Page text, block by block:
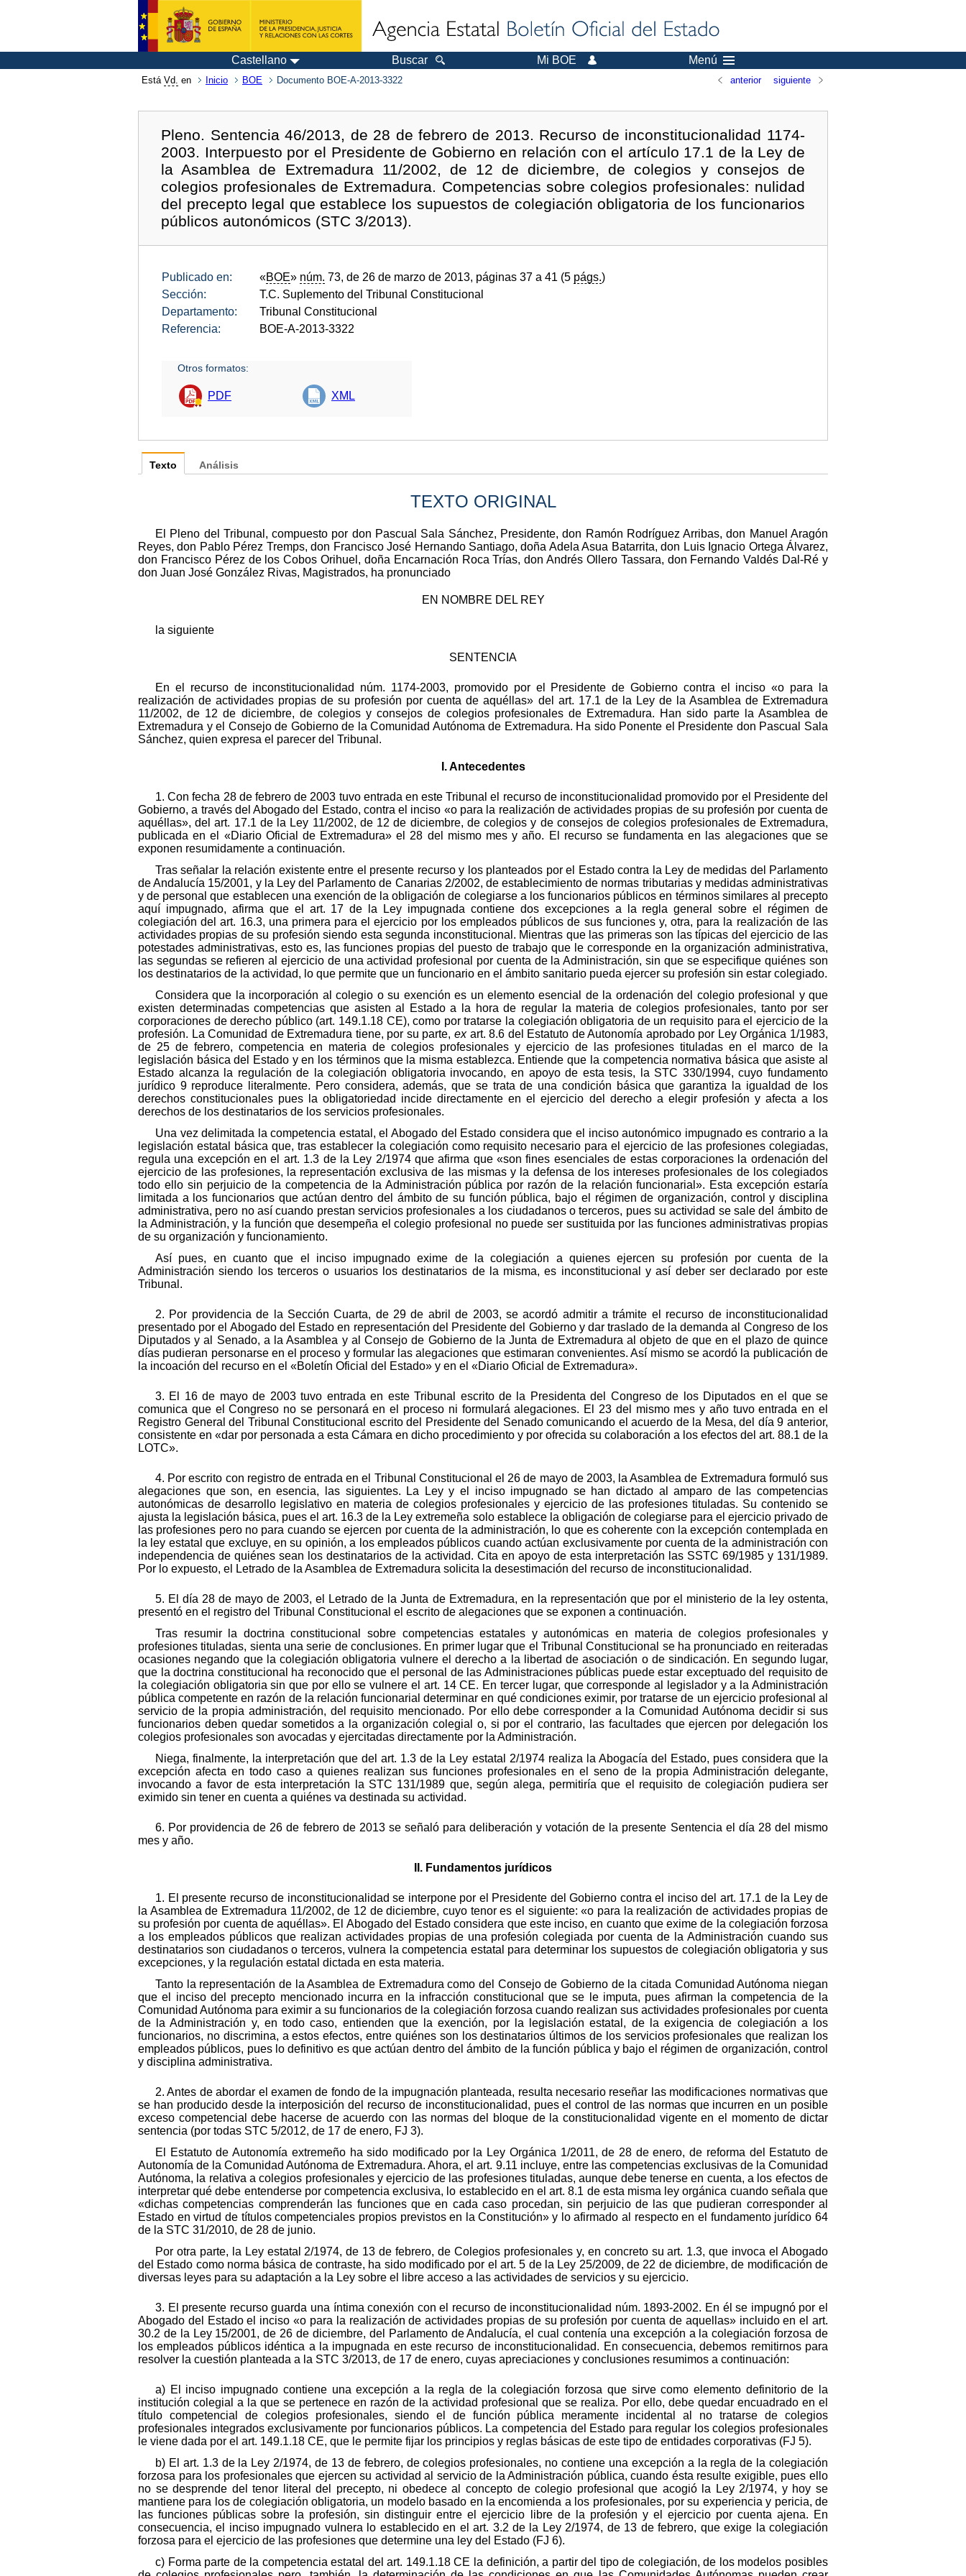
Castellano Buscar Mi BOE Menú
Está Vd. en Inicio BOE Documento BOE-A-2013-3322 anterior siguiente
Pleno. Sentencia 46/2013, de 28 de febrero de 2013. Recurso de inconstitucionalidad 1174-
2003. Interpuesto por el Presidente de Gobierno en relación con el artículo 17.1 de la Ley de
la Asamblea de Extremadura 11/2002, de 12 de diciembre, de colegios y consejos de
colegios profesionales de Extremadura. Competencias sobre colegios profesionales: nulidad
del precepto legal que establece los supuestos de colegiación obligatoria de los funcionarios
públicos autonómicos (STC 3/2013).
Publicado en: «BOE» núm. 73, de 26 de marzo de 2013, páginas 37 a 41 (5 págs.)
Sección:
T.C. Suplemento del Tribunal Constitucional
Departamento:
Tribunal Constitucional
Referencia:
BOE-A-2013-3322
Otros formatos:
PDF XML
Texto
TEXTO ORIGINAL
El Pleno del Tribunal, compuesto por don Pascual Sala Sánchez, Presidente, don Ramón Rodríguez Arribas, don Manuel Aragón
Reyes, don Pablo Pérez Tremps, don Francisco José Hernando Santiago, doña Adela Asua Batarrita, don Luis Ignacio Ortega Álvarez,
don Francisco Pérez de los Cobos Orihuel, doña Encarnación Roca Trías, don Andrés Ollero Tassara, don Fernando Valdés Dal-Ré y
don Juan José González Rivas, Magistrados, ha pronunciado
EN NOMBRE DEL REY
la siguiente
SENTENCIA
En el recurso de inconstitucionalidad núm. 1174-2003, promovido por el Presidente de Gobierno contra el inciso «o para la
realización de actividades propias de su profesión por cuenta de aquéllas» del art. 17.1 de la Ley de la Asamblea de Extremadura
11/2002, de 12 de diciembre, de colegios y consejos de colegios profesionales de Extremadura. Han sido parte la Asamblea de
Extremadura y el Consejo de Gobierno de la Comunidad Autónoma de Extremadura. Ha sido Ponente el Presidente don Pascual Sala
Sánchez, quien expresa el parecer del Tribunal.
I. Antecedentes
1. Con fecha 28 de febrero de 2003 tuvo entrada en este Tribunal el recurso de inconstitucionalidad promovido por el Presidente del
Gobierno, a través del Abogado del Estado, contra el inciso «o para la realización de actividades propias de su profesión por cuenta de
aquéllas», del art. 17.1 de la Ley 11/2002, de 12 de diciembre, de colegios y de consejos de colegios profesionales de Extremadura,
publicada en el «Diario Oficial de Extremadura» el 28 del mismo mes y año. El recurso se fundamenta en las alegaciones que se
exponen resumidamente a continuación.
Tras señalar la relación existente entre el presente recurso y los planteados por el Estado contra la Ley de medidas del Parlamento
de Andalucía 15/2001, y la Ley del Parlamento de Canarias 2/2002, de establecimiento de normas tributarias y medidas administrativas
y de personal que establecen una exención de la obligación de colegiarse a los funcionarios públicos en términos similares al precepto
aquí impugnado, afirma que el art. 17 de la Ley impugnada contiene dos excepciones a la regla general sobre el régimen de
colegiación del art. 16.3, una primera para el ejercicio por los empleados públicos de sus funciones y, otra, para la realización de las
actividades propias de su profesión siendo esta segunda inconstitucional. Mientras que las primeras son las típicas del ejercicio de las
potestades administrativas, esto es, las funciones propias del puesto de trabajo que le corresponde en la organización administrativa,
las segundas se refieren al ejercicio de una actividad profesional por cuenta de la Administración, sin que se especifique quiénes son
los destinatarios de la actividad, lo que permite que un funcionario en el ámbito sanitario pueda ejercer su profesión sin estar colegiado.
Considera que la incorporación al colegio o su exención es un elemento esencial de la ordenación del colegio profesional y que
existen determinadas competencias que asisten al Estado a la hora de regular la materia de colegios profesionales, tanto por ser
corporaciones de derecho público (art. 149.1.18 CE), como por tratarse la colegiación obligatoria de un requisito para el ejercicio de la
profesión. La Comunidad de Extremadura tiene, por su parte, exart. 8.6 del Estatuto de Autonomía aprobado por Ley Orgánica 1/1983,
de 25 de febrero, competencia en materia de colegios profesionales y ejercicio de las profesiones tituladas en el marco de la
legislación básica del Estado y en los términos que la misma establezca. Entiende que la competencia normativa básica que asiste al
Estado alcanza la regulación de la colegiación obligatoria invocando, en apoyo de esta tesis, la STC 330/1994, cuyo fundamento
jurídico 9 reproduce literalmente. Pero considera, además, que se trata de una condición básica que garantiza la igualdad de los
derechos constitucionales pues la obligatoriedad incide directamente en el ejercicio del derecho a elegir profesión y afecta a los
derechos de los destinatarios de los servicios profesionales.
Una vez delimitada la competencia estatal, el Abogado del Estado considera que el inciso autonómico impugnado es contrario a la
legislación estatal básica que, tras establecer la colegiación como requisito necesario para el ejercicio de las profesiones colegiadas,
regula una excepción en el art. 1.3 de la Ley 2/1974 que afirma que «son fines esenciales de estas corporaciones la ordenación del
ejercicio de las profesiones, la representación exclusiva de las mismas y la defensa de los intereses profesionales de los colegiados
todo ello sin perjuicio de la competencia de la Administración pública por razón de la relación funcionarial». Esta excepción estaría
limitada a los funcionarios que actúan dentro del ámbito de su función pública, bajo el régimen de organización, control y disciplina
administrativa, pero no así cuando prestan servicios profesionales a los ciudadanos o terceros, pues su actividad se sale del ámbito de
la Administración, y la función que desempeña el colegio profesional no puede ser sustituida por las funciones administrativas propias
de su organización y funcionamiento.
Así pues, en cuanto que el inciso impugnado exime de la colegiación a quienes ejercen su profesión por cuenta de la
Administración siendo los terceros o usuarios los destinatarios de la misma, es inconstitucional y así deber ser declarado por este
Tribunal.
2. Por providencia de la Sección Cuarta, de 29 de abril de 2003, se acordó admitir a trámite el recurso de inconstitucionalidad
presentado por el Abogado del Estado en representación del Presidente del Gobierno y dar traslado de la demanda al Congreso de los
Diputados y al Senado, a la Asamblea y al Consejo de Gobierno de la Junta de Extremadura al objeto de que en el plazo de quince
días pudieran personarse en el proceso y formular las alegaciones que estimaran convenientes. Así mismo se acordó la publicación de
la incoación del recurso en el «Boletín Oficial del Estado» y en el «Diario Oficial de Extremadura».
3. El 16 de mayo de 2003 tuvo entrada en este Tribunal escrito de la Presidenta del Congreso de los Diputados en el que se
comunica que el Congreso no se personará en el proceso ni formulará alegaciones. El 23 del mismo mes y año tuvo entrada en el
Registro General del Tribunal Constitucional escrito del Presidente del Senado comunicando el acuerdo de la Mesa, del día 9 anterior,
consistente en «dar por personada a esta Cámara en dicho procedimiento y por ofrecida su colaboración a los efectos del art. 88.1 de la
LOTC».
4. Por escrito con registro de entrada en el Tribunal Constitucional el 26 de mayo de 2003, la Asamblea de Extremadura formuló sus
alegaciones que son, en esencia, las siguientes. La Ley y el inciso impugnado se han dictado al amparo de las competencias
autonómicas de desarrollo legislativo en materia de colegios profesionales y ejercicio de las profesiones tituladas. Su contenido se
ajusta la legislación básica, pues el art. 16.3 de la Ley extremeña solo establece la obligación de colegiarse para el ejercicio privado de
las profesiones pero no para cuando se ejercen por cuenta de la administración, lo que es coherente con la excepción contemplada en
la ley estatal que excluye, en su opinión, a los empleados públicos cuando actúan exclusivamente por cuenta de la administración con
independencia de quiénes sean los destinatarios de la actividad. Cita en apoyo de esta interpretación las SSTC 69/1985 y 131/1989.
Por lo expuesto, el Letrado de la Asamblea de Extremadura solicita la desestimación del recurso de inconstitucionalidad.
5. El día 28 de mayo de 2003, el Letrado de la Junta de Extremadura, en la representación que por el ministerio de la ley ostenta,
presentó en el registro del Tribunal Constitucional el escrito de alegaciones que se exponen a continuación.
Tras resumir la doctrina constitucional sobre competencias estatales y autonómicas en materia de colegios profesionales y
profesiones tituladas, sienta una serie de conclusiones. En primer lugar que el Tribunal Constitucional se ha pronunciado en reiteradas
ocasiones negando que la colegiación obligatoria vulnere el derecho a la libertad de asociación o de sindicación. En segundo lugar,
que la doctrina constitucional ha reconocido que el personal de las Administraciones públicas puede estar exceptuado del requisito de
la colegiación obligatoria sin que por ello se vulnere el art. 14 CE. En tercer lugar, que corresponde al legislador y a la Administración
pública competente en razón de la relación funcionarial determinar en qué condiciones eximir, por tratarse de un ejercicio profesional al
servicio de la propia administración, del requisito mencionado. Por ello debe corresponder a la Comunidad Autónoma decidir si sus
funcionarios deben quedar sometidos a la organización colegial o, si por el contrario, las facultades que ejercen por delegación los
colegios profesionales son avocadas y ejercitadas directamente por la Administración.
Niega, finalmente, la interpretación que del art. 1.3 de la Ley estatal 2/1974 realiza la Abogacía del Estado, pues considera que la
excepción afecta en todo caso a quienes realizan sus funciones profesionales en el seno de la propia Administración delegante,
invocando a favor de esta interpretación la STC 131/1989 que, según alega, permitiría que el requisito de colegiación pudiera ser
eximido sin tener en cuenta a quiénes va destinada su actividad.
6. Por providencia de 26 de febrero de 2013 se señaló para deliberación y votación de la presente Sentencia el día 28 del mismo
mes y año.
II. Fundamentos jurídicos
1. El presente recurso de inconstitucionalidad se interpone por el Presidente del Gobierno contra el inciso del art. 17.1 de la Ley de
la Asamblea de Extremadura 11/2002, de 12 de diciembre, cuyo tenor es el siguiente: «o para la realización de actividades propias de
su profesión por cuenta de aquéllas». El Abogado del Estado considera que este inciso, en cuanto que exime de la colegiación forzosa
a los empleados públicos que realizan actividades propias de una profesión colegiada por cuenta de la Administración cuando sus
destinatarios son ciudadanos o terceros, vulnera la competencia estatal para determinar los supuestos de colegiación obligatoria y sus
excepciones, y la regulación estatal dictada en esta materia.
Tanto la representación de la Asamblea de Extremadura como del Consejo de Gobierno de la citada Comunidad Autónoma niegan
que el inciso del precepto mencionado incurra en la infracción constitucional que se le imputa, pues afirman la competencia de la
Comunidad Autónoma para eximir a su funcionarios de la colegiación forzosa cuando realizan sus actividades profesionales por cuenta
de la Administración y, en todo caso, entienden que la exención, por la legislación estatal, de la exigencia de colegiación a los
funcionarios, no discrimina, a estos efectos, entre quiénes son los destinatarios últimos de los servicios profesionales que realizan los
empleados públicos, pues lo definitivo es que actúan dentro del ámbito de la función pública y bajo el régimen de organización, control
y disciplina administrativa.
2. Antes de abordar el examen de fondo de la impugnación planteada, resulta necesario reseñar las modificaciones normativas que
se han producido desde la interposición del recurso de inconstitucionalidad, pues el control de las normas que incurren en un posible
exceso competencial debe hacerse de acuerdo con las normas del bloque de la constitucionalidad vigente en el momento de dictar
sentencia (por todas STC 5/2012, de 17 de enero, FJ 3).
El Estatuto de Autonomía extremeño ha sido modificado por la Ley Orgánica 1/2011, de 28 de enero, de reforma del Estatuto de
Autonomía de la Comunidad Autónoma de Extremadura. Ahora, el art. 9.11 incluye, entre las competencias exclusivas de la Comunidad
Autónoma, la relativa a colegios profesionales y ejercicio de las profesiones tituladas, aunque debe tenerse en cuenta, a los efectos de
interpretar qué debe entenderse por competencia exclusiva, lo establecido en el art. 8.1 de esta misma ley orgánica cuando señala que
«dichas competencias comprenderán las funciones que en cada caso procedan, sin perjuicio de las que pudieran corresponder al
Estado en virtud de títulos competenciales propios previstos en la Constitución» y lo afirmado al respecto en el fundamento jurídico 64
de la STC 31/2010, de 28 de junio.
Por otra parte, la Ley estatal 2/1974, de 13 de febrero, de Colegios profesionales y, en concreto su art. 1.3, que invoca el Abogado
del Estado como norma básica de contraste, ha sido modificado por el art. 5 de la Ley 25/2009, de 22 de diciembre, de modificación de
diversas leyes para su adaptación a la Ley sobre el libre acceso a las actividades de servicios y su ejercicio.
3. El presente recurso guarda una íntima conexión con el recurso de inconstitucionalidad núm. 1893-2002. En él se impugnó por el
Abogado del Estado el inciso «o para la realización de actividades propias de su profesión por cuenta de aquellas» incluido en el art.
30.2 de la Ley 15/2001, de 26 de diciembre, del Parlamento de Andalucía, el cual contenía una excepción a la colegiación forzosa de
los empleados públicos idéntica a la impugnada en este recurso de inconstitucionalidad. En consecuencia, debemos remitirnos para
resolver la cuestión planteada a la STC 3/2013, de 17 de enero, cuyas apreciaciones y conclusiones resumimos a continuación:
a) El inciso impugnado contiene una excepción a la regla de la colegiación forzosa que sirve como elemento definitorio de la
institución colegial a la que se pertenece en razón de la actividad profesional que se realiza. Por ello, debe quedar encuadrado en el
título competencial de colegios profesionales, siendo el de función pública meramente incidental al no tratarse de colegios
profesionales integrados exclusivamente por funcionarios públicos. La competencia del Estado para regular los colegios profesionales
le viene dada por el art. 149.1.18 CE, que le permite fijar los principios y reglas básicas de este tipo de entidades corporativas (FJ 5).
b) El art. 1.3 de la Ley 2/1974, de 13 de febrero, de colegios profesionales, no contiene una excepción a la regla de la colegiación
forzosa para los profesionales que ejercen su actividad al servicio de la Administración pública, cuando ésta resulte exigible, pues ello
no se desprende del tenor literal del precepto, ni obedece al concepto de colegio profesional que acogió la Ley 2/1974, y hoy se
mantiene para los de colegiación obligatoria, un modelo basado en la encomienda a los profesionales, por su experiencia y pericia, de
las funciones públicas sobre la profesión, sin distinguir entre el ejercicio libre de la profesión y el ejercicio por cuenta ajena. En
consecuencia, el inciso impugnado vulnera lo establecido en el art. 3.2 de la Ley 2/1974, de 13 de febrero, que exige la colegiación
forzosa para el ejercicio de las profesiones que determine una ley del Estado (FJ 6).
c) Forma parte de la competencia estatal del art. 149.1.18 CE la definición, a partir del tipo de colegiación, de los modelos posibles
Análisis